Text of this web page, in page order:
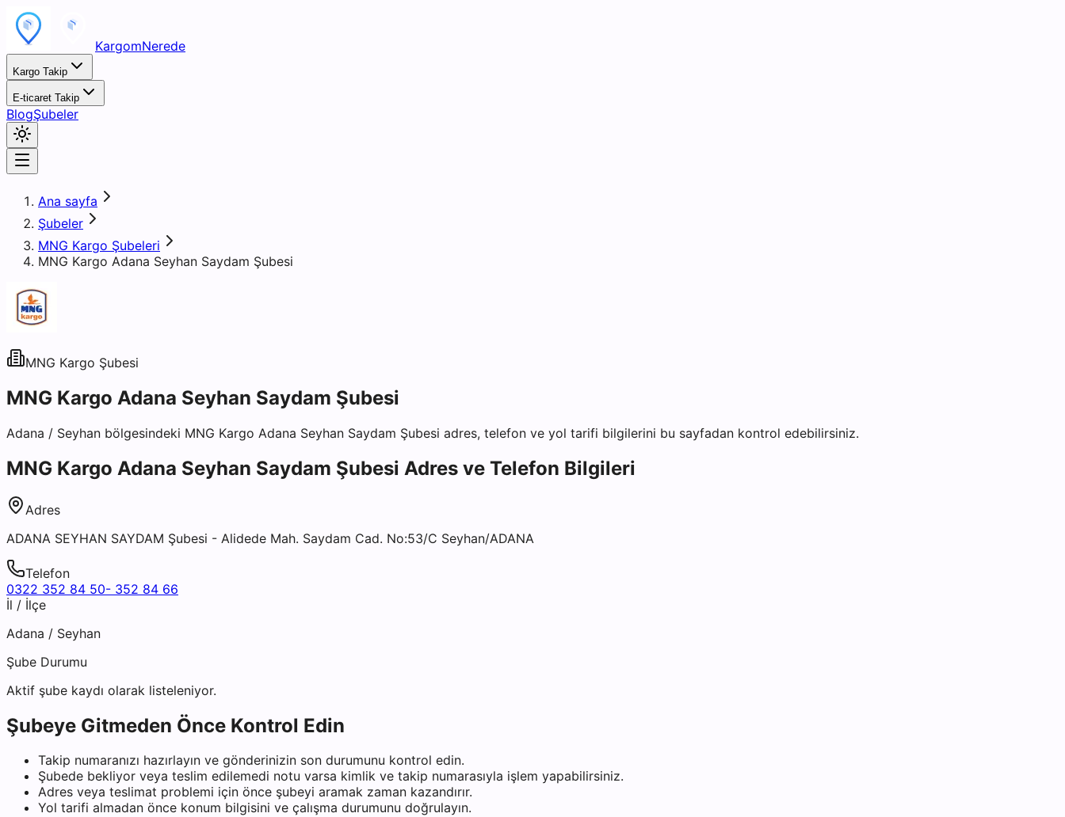
KargomNerede
Kargo Takip
E-ticaret Takip
BlogŞubeler
Ana sayfa
Şubeler
MNG Kargo Şubeleri
MNG Kargo Adana Seyhan Saydam Şubesi
MNG Kargo Şubesi
MNG Kargo Adana Seyhan Saydam Şubesi
Adana / Seyhan bölgesindeki MNG Kargo Adana Seyhan Saydam Şubesi adres, telefon ve yol tarifi bilgilerini bu sayfadan kontrol edebilirsiniz.
MNG Kargo Adana Seyhan Saydam Şubesi Adres ve Telefon Bilgileri
Adres
ADANA SEYHAN SAYDAM Şubesi - Alidede Mah. Saydam Cad. No:53/C Seyhan/ADANA
Telefon
0322 352 84 50- 352 84 66
İl / İlçe
Adana / Seyhan
Şube Durumu
Aktif şube kaydı olarak listeleniyor.
Şubeye Gitmeden Önce Kontrol Edin
Takip numaranızı hazırlayın ve gönderinizin son durumunu kontrol edin.
Şubede bekliyor veya teslim edilemedi notu varsa kimlik ve takip numarasıyla işlem yapabilirsiniz.
Adres veya teslimat problemi için önce şubeyi aramak zaman kazandırır.
Yol tarifi almadan önce konum bilgisini ve çalışma durumunu doğrulayın.